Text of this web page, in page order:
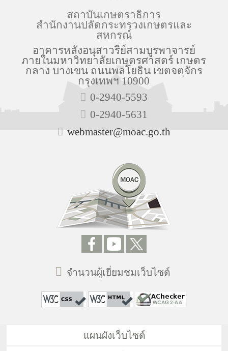
สถาบันเกษตราธิการ
สำนักงานปลัดกระทรวงเกษตรและ
สหกรณ์
อาคารหลังอนุสาวรีย์สามบูรพาจารย์
ภายในมหาวิทยาลัยเกษตรศาสตร์ เกษตร
กลาง บางเขน ถนนพลโยธิน เขตจตุจักร
กรุงเทพฯ 10900
0-2940-5593
0-2940-5631
webmaster@moac.go.th
จำนวนผู้เยี่ยมชมเว็บไซต์
แผนผังเว็บไซต์